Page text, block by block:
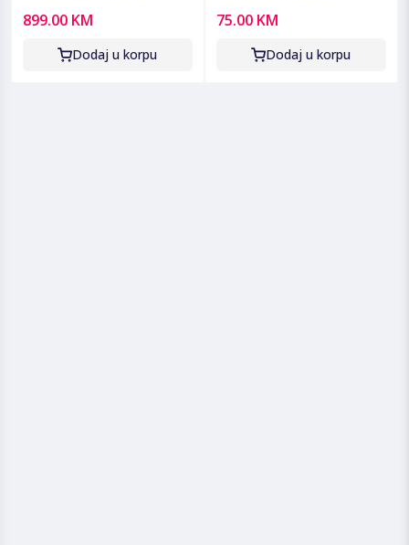
899.00 KM
Dodaj u korpu
75.00 KM
Dodaj u korpu